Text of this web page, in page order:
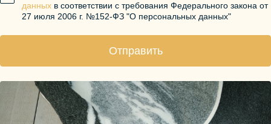
данных в соответствии с требования Федерального закона от
27 июля 2006 г. №152-ФЗ "О персональных данных"
Отправить